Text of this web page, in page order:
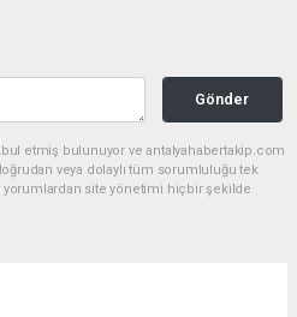
Gönder
etmiş bulunuyor ve antalyahabertakip.com
veya dolaylı tüm sorumluluğu tek
yorumlardan site yönetimi hiçbir şekilde